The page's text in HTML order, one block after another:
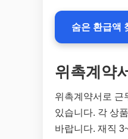
숨은 환급액
위촉계약
위촉계약서로 근
있습니다. 각 상
바랍니다. 재직